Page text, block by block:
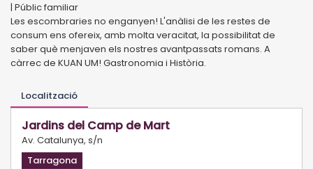
| Públic familiar
Les escombraries no enganyen! L'anàlisi de les restes de
consum ens ofereix, amb molta veracitat, la possibilitat de
saber què menjaven els nostres avantpassats romans. A
càrrec de KUAN UM! Gastronomia i Història.
Localització
Jardins del Camp de Mart
Av. Catalunya, s/n
Tarragona